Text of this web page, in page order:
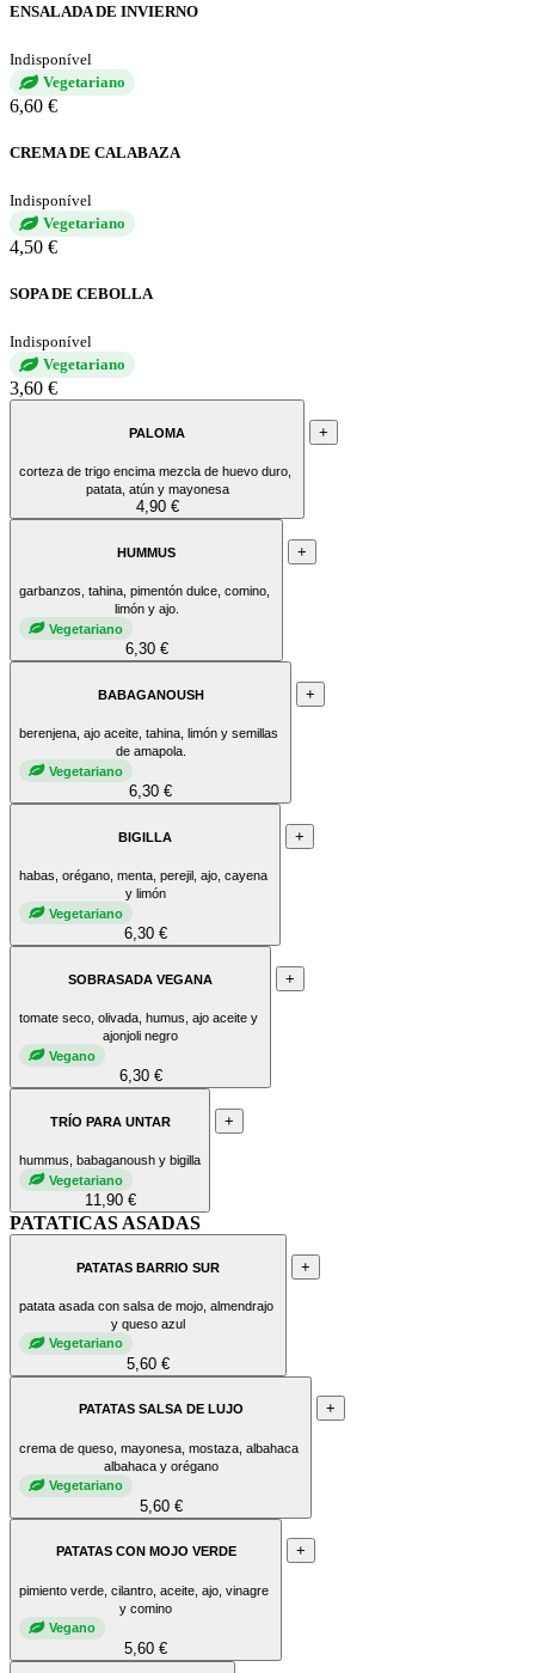
ENSALADA DE INVIERNO
Indisponível
Vegetariano
6,60 €
CREMA DE CALABAZA
Indisponível
Vegetariano
4,50 €
SOPA DE CEBOLLA
Indisponível
Vegetariano
3,60 €
PALOMA
corteza de trigo encima mezcla de huevo duro,
patata, atún y mayonesa
4,90 €
+
HUMMUS
garbanzos, tahina, pimentón dulce, comino,
limón y ajo.
Vegetariano
6,30 €
+
BABAGANOUSH
berenjena, ajo aceite, tahina, limón y semillas
de amapola.
Vegetariano
6,30 €
+
BIGILLA
habas, orégano, menta, perejil, ajo, cayena
y limón
Vegetariano
6,30 €
+
SOBRASADA VEGANA
tomate seco, olivada, humus, ajo aceite y
ajonjoli negro
Vegano
6,30 €
+
TRÍO PARA UNTAR
hummus, babaganoush y bigilla
Vegetariano
11,90 €
+
PATATICAS ASADAS
PATATAS BARRIO SUR
patata asada con salsa de mojo, almendrajo
y queso azul
Vegetariano
5,60 €
+
PATATAS SALSA DE LUJO
crema de queso, mayonesa, mostaza, albahaca
albahaca y orégano
Vegetariano
5,60 €
+
PATATAS CON MOJO VERDE
pimiento verde, cilantro, aceite, ajo, vinagre
y comino
Vegano
5,60 €
+